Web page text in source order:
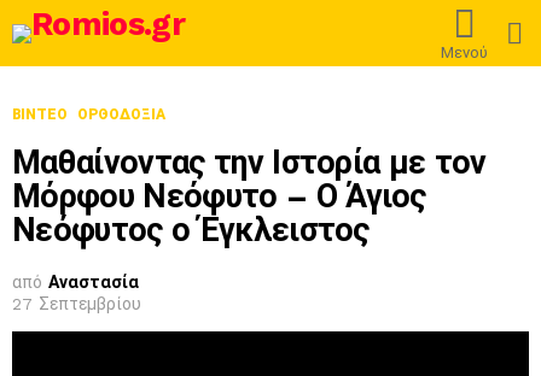
Μενού
ΒΊΝΤΕΟ ΟΡΘΟΔΟΞΊΑ
Μαθαίνοντας την Ιστορία με τον
Μόρφου Νεόφυτο – Ο Άγιος
Νεόφυτος ο Έγκλειστος
από Αναστασία
27 Σεπτεμβρίου